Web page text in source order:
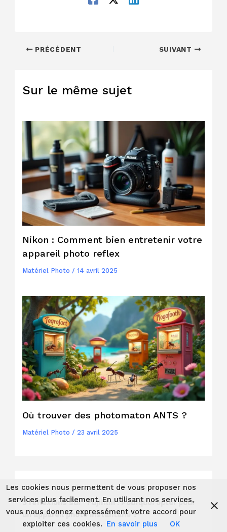
PRÉCÉDENT SUIVANT
Sur le même sujet
Nikon : Comment bien entretenir votre
appareil photo reflex
Matériel Photo / 14 avril 2025
Où trouver des photomaton ANTS ?
Matériel Photo / 23 avril 2025
3 réflexions sur “Fujifilm : Pourquoi opter pour
un appareil photo instantané ?”
Les cookies nous permettent de vous proposer nos
services plus facilement. En utilisant nos services,
vous nous donnez expressément votre accord pour
exploiter ces cookies. En savoir plus OK